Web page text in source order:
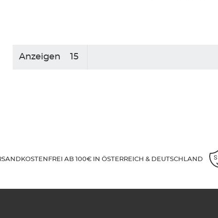
Anzeigen
AB 100€ IN ÖSTERREICH & DEUTSCHLAND